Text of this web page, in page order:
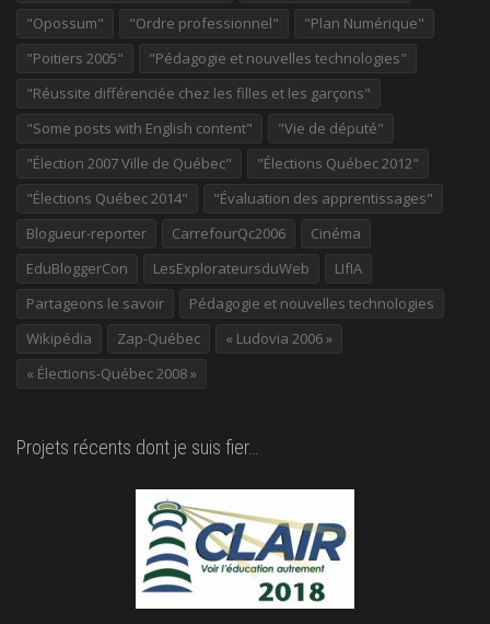
"Opossum"
"Ordre professionnel"
"Plan Numérique"
"Poitiers 2005"
"Pédagogie et nouvelles technologies"
"Réussite différenciée chez les filles et les garçons"
"Some posts with English content"
"Vie de député"
"Élection 2007 Ville de Québec"
"Élections Québec 2012"
"Élections Québec 2014"
"Évaluation des apprentissages"
Blogueur-reporter
CarrefourQc2006
Cinéma
EduBloggerCon
LesExplorateursduWeb
LIfIA
Partageons le savoir
Pédagogie et nouvelles technologies
Wikipédia
Zap-Québec
« Ludovia 2006 »
« Élections-Québec 2008 »
Projets récents dont je suis fier…